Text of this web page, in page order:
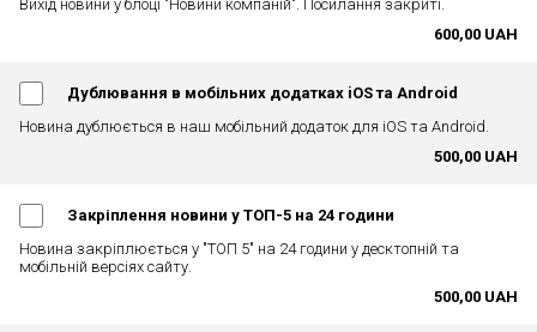
600,00 UAH
Вихід новини у блоці "Новини компаній". Посилання закриті.
Дублювання в мобільних додатках iOS та Android
500,00 UAH
Новина дублюється в наш мобільний додаток для iOS та Android.
Закріплення новини у ТОП-5 на 24 години
500,00 UAH
Новина закріплюється у "ТОП 5" на 24 години у десктопній та
мобільній версіях сайту.